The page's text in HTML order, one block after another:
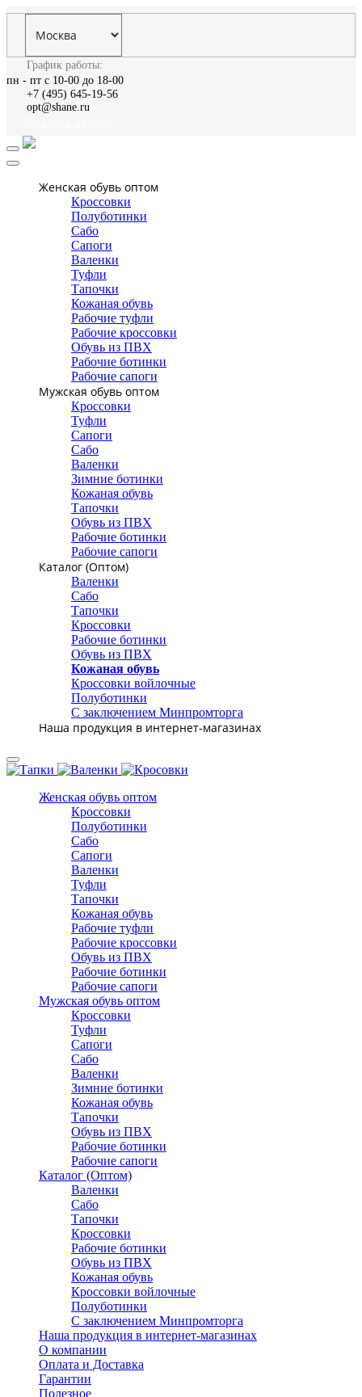
График работы:
пн - пт с 10-00 до 18-00
+7 (495) 645-19-56
opt@shane.ru
Женская обувь оптом
Кроссовки
Полуботинки
Сабо
Сапоги
Валенки
Туфли
Тапочки
Кожаная обувь
Рабочие туфли
Рабочие кроссовки
Обувь из ПВХ
Рабочие ботинки
Рабочие сапоги
Мужская обувь оптом
Кроссовки
Туфли
Сапоги
Сабо
Валенки
Зимние ботинки
Кожаная обувь
Тапочки
Обувь из ПВХ
Рабочие ботинки
Рабочие сапоги
Каталог (Оптом)
Валенки
Сабо
Тапочки
Кроссовки
Рабочие ботинки
Обувь из ПВХ
Кожаная обувь
Кроссовки войлочные
Полуботинки
С заключением Минпромторга
Наша продукция в интернет-магазинах
Женская обувь оптом
Кроссовки
Полуботинки
Сабо
Сапоги
Валенки
Туфли
Тапочки
Кожаная обувь
Рабочие туфли
Рабочие кроссовки
Обувь из ПВХ
Рабочие ботинки
Рабочие сапоги
Мужская обувь оптом
Кроссовки
Туфли
Сапоги
Сабо
Валенки
Зимние ботинки
Кожаная обувь
Тапочки
Обувь из ПВХ
Рабочие ботинки
Рабочие сапоги
Каталог (Оптом)
Валенки
Сабо
Тапочки
Кроссовки
Рабочие ботинки
Обувь из ПВХ
Кожаная обувь
Кроссовки войлочные
Полуботинки
C заключением Минпромторга
Наша продукция в интернет-магазинах
О компании
Оплата и Доставка
Гарантии
Полезное